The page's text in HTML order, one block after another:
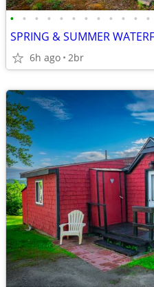
• • • • • • • • • • • •
6h ago 2br